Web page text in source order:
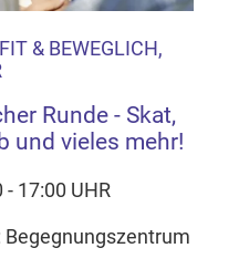
& BEWEGLICH,
Runde - Skat,
und vieles mehr!
17:00 UHR
Begegnungszentrum